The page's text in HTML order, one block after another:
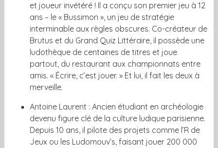
et joueur invétéré ! Il a conçu son premier jeu à 12
ans – le « Bussimon », un jeu de stratégie
interminable aux règles obscures. Co-créateur de
Brutus et du Grand Quiz Littéraire, il possède une
ludothèque de centaines de titres et joue
partout, du restaurant aux championnats entre
amis. « Écrire, c’est jouer. » Et lui, il fait les deux à
merveille.
Antoine Laurent : Ancien étudiant en archéologie
devenu figure clé de la culture ludique parisienne.
Depuis 10 ans, il pilote des projets comme l’R de
Jeux ou les Ludomouv’s, faisant jouer 200 000